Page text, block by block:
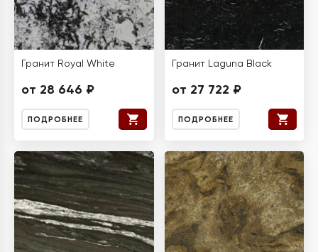
Гранит Royal White
от 28 646 ₽
ПОДРОБНЕЕ
Гранит Laguna Black
от 27 722 ₽
ПОДРОБНЕЕ